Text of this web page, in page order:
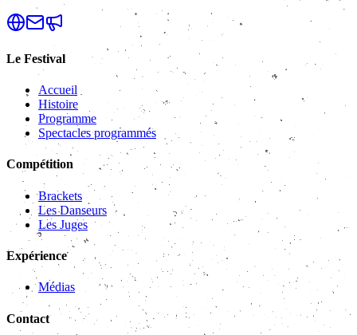
Le Festival
Accueil
Histoire
Programme
Spectacles programmés
Compétition
Brackets
Les Danseurs
Les Juges
Expérience
Médias
Contact